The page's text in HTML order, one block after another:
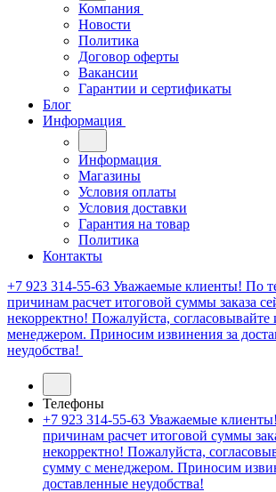
Компания
Новости
Политика
Договор оферты
Вакансии
Гарантии и сертификаты
Блог
Информация
Информация
Магазины
Условия оплаты
Условия доставки
Гарантия на товар
Политика
Контакты
+7 923 314-55-63 Уважаемые клиенты! По
причинам расчет итоговой суммы заказа
некорректно! Пожалуйста,
менеджером. Приносим извинения за
неудобства!
Телефоны
+7 923 314-55-63 Уважаемые
причинам расчет итоговой суммы
некорректно! Пожалуйста,
сумму с менеджером. Приносим
доставленные неудобства!